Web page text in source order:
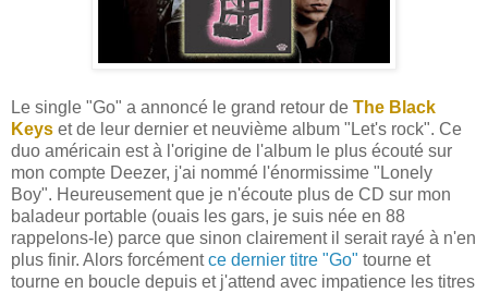
Le single "Go" a annoncé le grand retour de The Black
Keys et de leur dernier et neuvième album "Let's rock". Ce
duo américain est à l'origine de l'album le plus écouté sur
mon compte Deezer, j'ai nommé l'énormissime "Lonely
Boy". Heureusement que je n'écoute plus de CD sur mon
baladeur portable (ouais les gars, je suis née en 88
rappelons-le) parce que sinon clairement il serait rayé à n'en
plus finir. Alors forcémentce dernier titre "Go" tourne et
tourne en boucle depuis et j'attend avec impatience les titres